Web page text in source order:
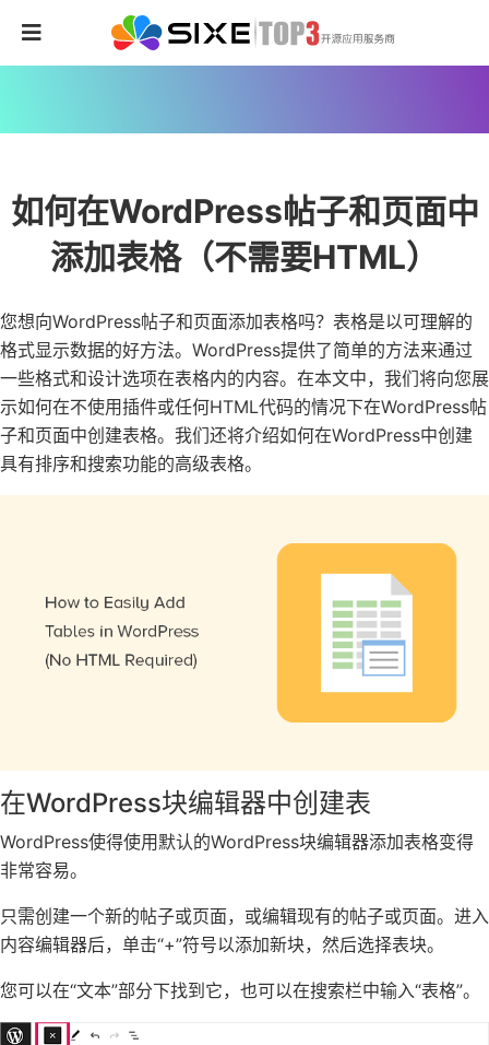
如何在WordPress帖子和页面中
添加表格（不需要HTML）
您想向WordPress帖子和页面添加表格吗？表格是以可理解的
格式显示数据的好方法。WordPress提供了简单的方法来通过
一些格式和设计选项在表格内的内容。在本文中，我们将向您展
示如何在不使用插件或任何HTML代码的情况下在WordPress帖
子和页面中创建表格。我们还将介绍如何在WordPress中创建
具有排序和搜索功能的高级表格。
在WordPress块编辑器中创建表
WordPress使得使用默认的WordPress块编辑器添加表格变得
非常容易。
只需创建一个新的帖子或页面，或编辑现有的帖子或页面。进入
内容编辑器后，单击“+”符号以添加新块，然后选择表块。
您可以在“文本”部分下找到它，也可以在搜索栏中输入“表格”。